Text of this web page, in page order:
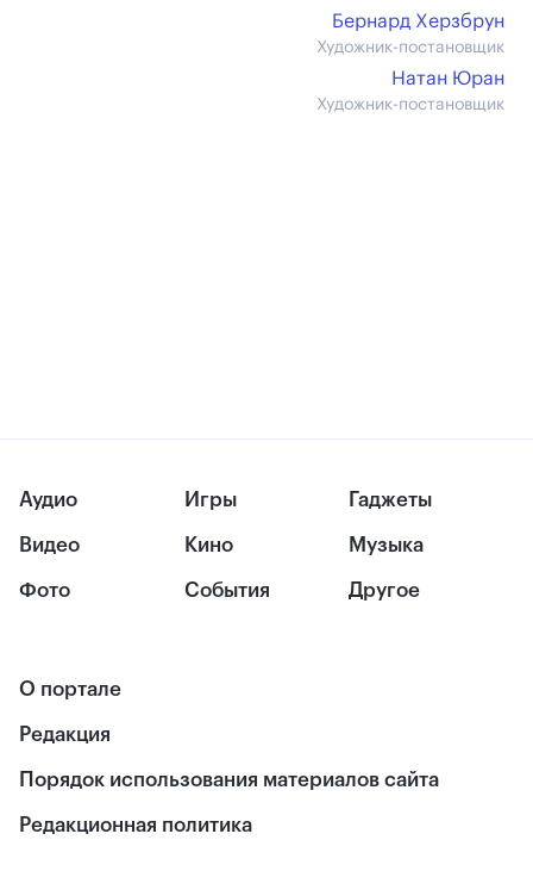
Бернард Херзбрун
Художник-постановщик
Натан Юран
Художник-постановщик
Аудио
Видео
Фото
Игры
Кино
События
Гаджеты
Музыка
Другое
О портале
Редакция
Порядок использования материалов сайта
Редакционная политика